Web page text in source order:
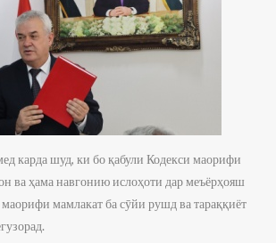
карда шуд, ки бо қабули Кодекси маорифи
ва ҳама навгонию ислоҳоти дар меъёрҳояш
мамлакат ба сӯйи рушд ва тараққиёт